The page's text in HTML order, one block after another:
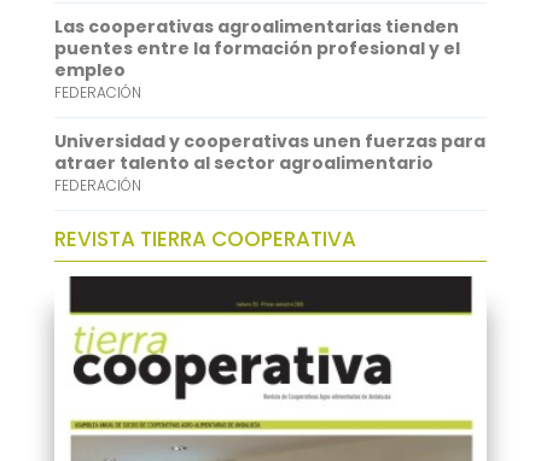
Las cooperativas agroalimentarias tienden
puentes entre la formación profesional y el
empleo
FEDERACIÓN
Universidad y cooperativas unen fuerzas para
atraer talento al sector agroalimentario
FEDERACIÓN
REVISTA TIERRA COOPERATIVA